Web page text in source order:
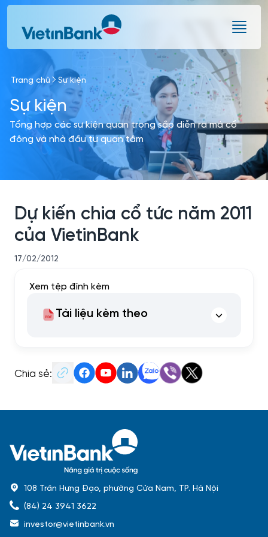
Skip to Main Content
Trang chủ Sự kiện
Sự kiện
Tổng hợp các sự kiện quan trọng sắp diễn ra mà cổ
đông và nhà đầu tư quan tâm
Dự kiến chia cổ tức năm 2011
của VietinBank
17/02/2012
Xem tệp đính kèm
Tài liệu kèm theo
Chia sẻ:
108 Trần Hưng Đạo, phường Cửa Nam, TP. Hà Nội
(84) 24 3941 3622
investor@vietinbank.vn